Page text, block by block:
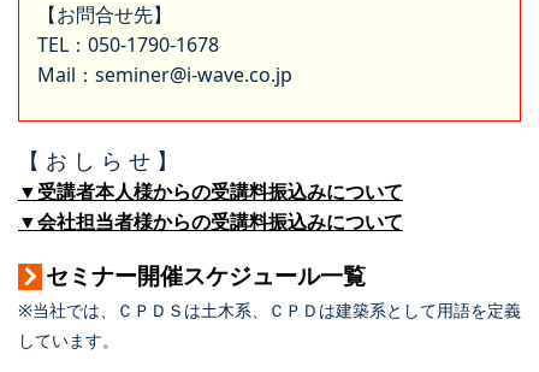
【お問合せ先】
TEL：050-1790-1678
Mail：seminer@i-wave.co.jp
【 お し ら せ 】
▼受講者本人様からの受講料振込みについて
▼会社担当者様からの受講料振込みについて
セミナー開催スケジュール一覧
※当社では、ＣＰＤＳは土木系、ＣＰＤは建築系として用語を定義
しています。